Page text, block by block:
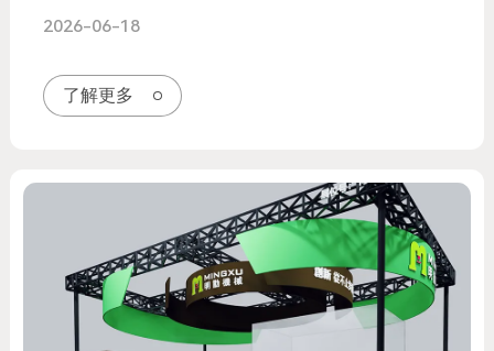
2026-06-18
了解更多